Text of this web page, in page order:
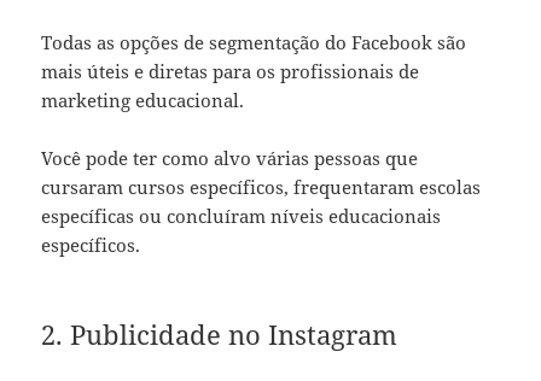
Todas as opções de segmentação do Facebook são
mais úteis e diretas para os profissionais de
marketing educacional.
Você pode ter como alvo várias pessoas que
cursaram cursos específicos, frequentaram escolas
específicas ou concluíram níveis educacionais
específicos.
2. Publicidade no Instagram